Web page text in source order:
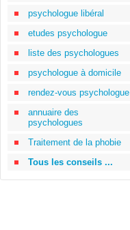
psychologue libéral
etudes psychologue
liste des psychologues
psychologue à domicile
rendez-vous psychologue
annuaire des
psychologues
Traitement de la phobie
Tous les conseils ...